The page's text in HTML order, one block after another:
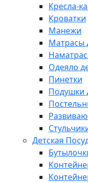
Кресла-
Кроватки
Манежи
Матрасы
Одеяло
Пинетки
Подушки
Детская